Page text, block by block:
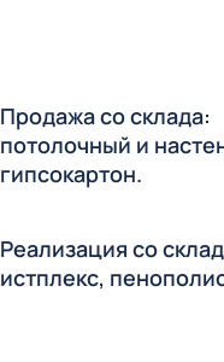
Продажа со склада:
потолочный и
гипсокартон.
Реализация со
истплекс,